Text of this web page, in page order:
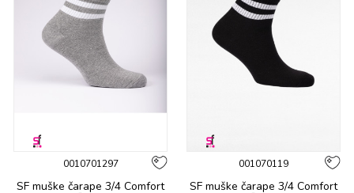
0010701297
SF muške čarapе 3/4 Comfort
001070119
SF muške čarapе 3/4 Comfort